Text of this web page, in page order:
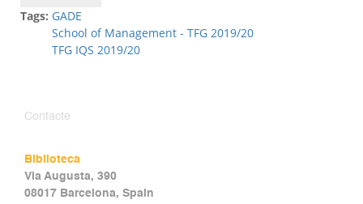
Tags: GADE
School of Management - TFG 2019/20
TFG IQS 2019/20
Contacte
Biblioteca
Via Augusta, 390
08017 Barcelona, Spain